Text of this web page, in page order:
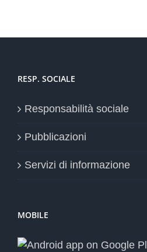
RESP. SOCIALE
Responsabilità sociale
Pubblicazioni
Servizi di informazione
MOBILE